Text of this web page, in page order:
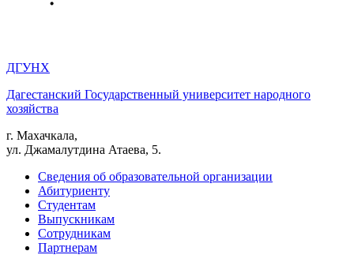
ДГУНХ
Дагестанский Государственный университет народного
хозяйства
г. Махачкала,
ул. Джамалутдина Атаева, 5.
Сведения об образовательной организации
Абитуриенту
Студентам
Выпускникам
Сотрудникам
Партнерам